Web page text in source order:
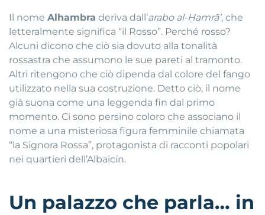
Il nome Alhambra deriva dall’arabo al-Ḥamrāʼ, che
letteralmente significa “il Rosso”. Perché rosso?
Alcuni dicono che ciò sia dovuto alla tonalità
rossastra che assumono le sue pareti al tramonto.
Altri ritengono che ciò dipenda dal colore del fango
utilizzato nella sua costruzione. Detto ciò, il nome
già suona come una leggenda fin dal primo
momento. Ci sono persino coloro che associano il
nome a una misteriosa figura femminile chiamata
“la Signora Rossa”, protagonista di racconti popolari
nei quartieri dell’Albaicín.
Un palazzo che parla… in